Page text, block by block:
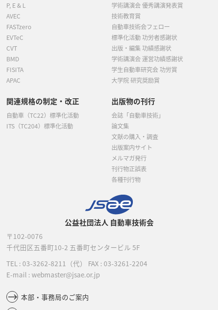
公益社団法人 自動車技術会
〒102-0076
千代田区五番町10-2 五番町センタービル 5F
TEL : 03-3262-8211 （代） FAX : 03-3261-2204
E-mail : webmaster@jsae.or.jp
本部・事務局のご案内
P, E & L
AVEC
FASTzero
EVTeC
CVT
BMD
FISITA
APAC
学術講演会 優秀講演発表賞
技術教育賞
自動車技術会フェロー
標準化活動 功労者感謝状
出版・編集 功績感謝状
学術講演会 運営功績感謝状
学生自動車研究会 功労賞
大学院 研究奨励賞
関連規格の制定・改正
自動車（TC22）標準化活動
ITS（TC204）標準化活動
出版物の刊行
会誌「自動車技術」
論文集
文献の購入・調査
出版案内サイト
メルマガ発行
刊行物正誤表
各種刊行物